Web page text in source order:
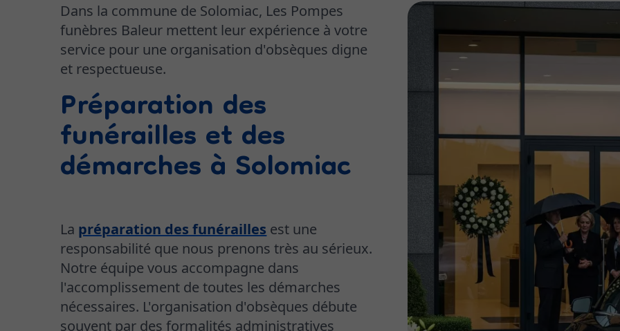
Dans la commune de Solomiac, Les Pompes
funèbres Baleur mettent leur expérience à votre
service pour une organisation d'obsèques digne
et respectueuse.
Préparation des
funérailles et des
démarches à Solomiac
La préparation des funérailles est une
responsabilité que nous prenons très au sérieux.
Notre équipe vous accompagne dans
l'accomplissement de toutes les démarches
nécessaires. L'organisation d'obsèques débute
souvent par des formalités administratives